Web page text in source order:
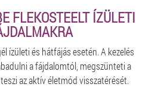
FLEKOSTEELT ÍZÜLETI
ízületi és hátfájás esetén. A kezelés
a fájdalomtól, megszünteti a
az aktív életmód visszatérését.